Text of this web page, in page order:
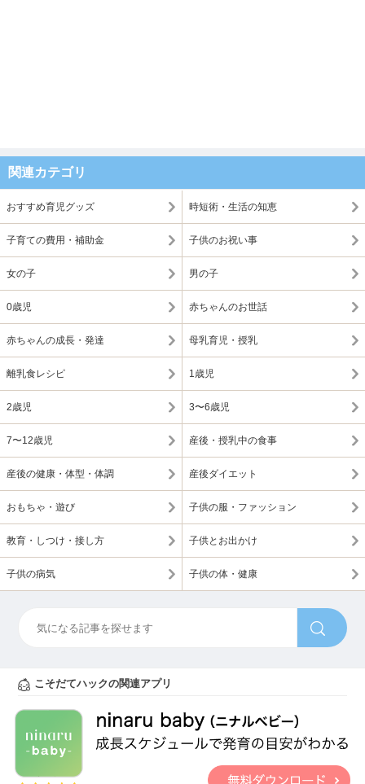
関連カテゴリ
おすすめ育児グッズ 時短術・生活の知恵
子育ての費用・補助金 子供のお祝い事
女の子 男の子
0歳児 赤ちゃんのお世話
赤ちゃんの成長・発達 母乳育児・授乳
離乳食レシピ 1歳児
2歳児 3〜6歳児
7〜12歳児 産後・授乳中の食事
産後の健康・体型・体調 産後ダイエット
おもちゃ・遊び 子供の服・ファッション
教育・しつけ・接し方 子供とお出かけ
子供の病気 子供の体・健康
こそだてハックの関連アプリ